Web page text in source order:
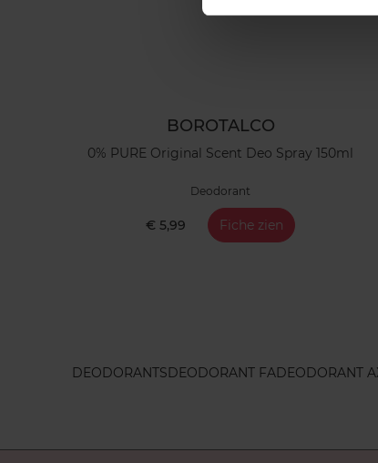
BOROTALCO
0% PURE Original Scent Deo Spray 150ml
Deodorant
€ 5,99 Fiche zien
DEODORANTSDEODORANT FADEODORANT